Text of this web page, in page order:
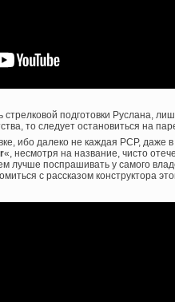
стрелковой подготовки Руслана,
то следует остановиться на
ибо далеко не каждая PCP, даже
«, несмотря на название, чисто
лучше поспрашивать у самого
с рассказом конструктора